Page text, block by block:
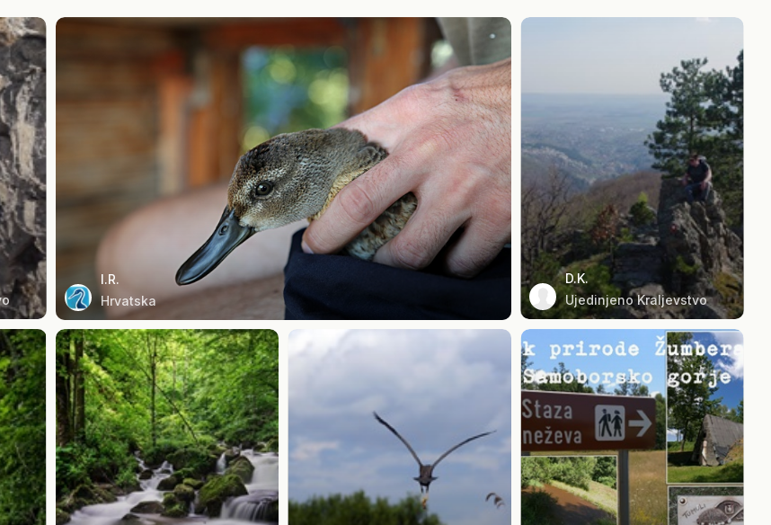
I.R.
Hrvatska
D.K.
Ujedinjeno Kraljevstvo